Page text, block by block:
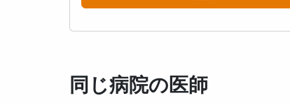
同じ病院の医師